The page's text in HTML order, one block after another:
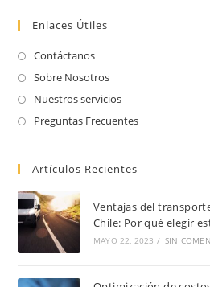
Enlaces Útiles
Contáctanos
Sobre Nosotros
Nuestros servicios
Preguntas Frecuentes
Artículos Recientes
Ventajas del
Chile: Por qué elegir
MAYO 22, 2023 / SIN